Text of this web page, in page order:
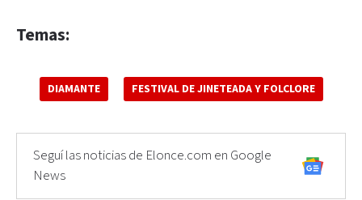
Temas:
DIAMANTE FESTIVAL DE JINETEADA Y FOLCLORE
Seguí las noticias de Elonce.com en Google
News